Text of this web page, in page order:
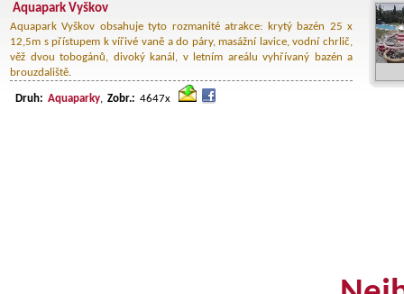
Aquapark Vyškov
Aquapark Vyškov obsahuje tyto rozmanité atrakce: krytý bazén 25 x
12,5m s přístupem k vířivé vaně a do páry, masážní lavice, vodní chrlič,
věž dvou tobogánů, divoký kanál, v letním areálu vyhřívaný bazén a
brouzdaliště.
Druh: Aquaparky Zobr.: 4647x